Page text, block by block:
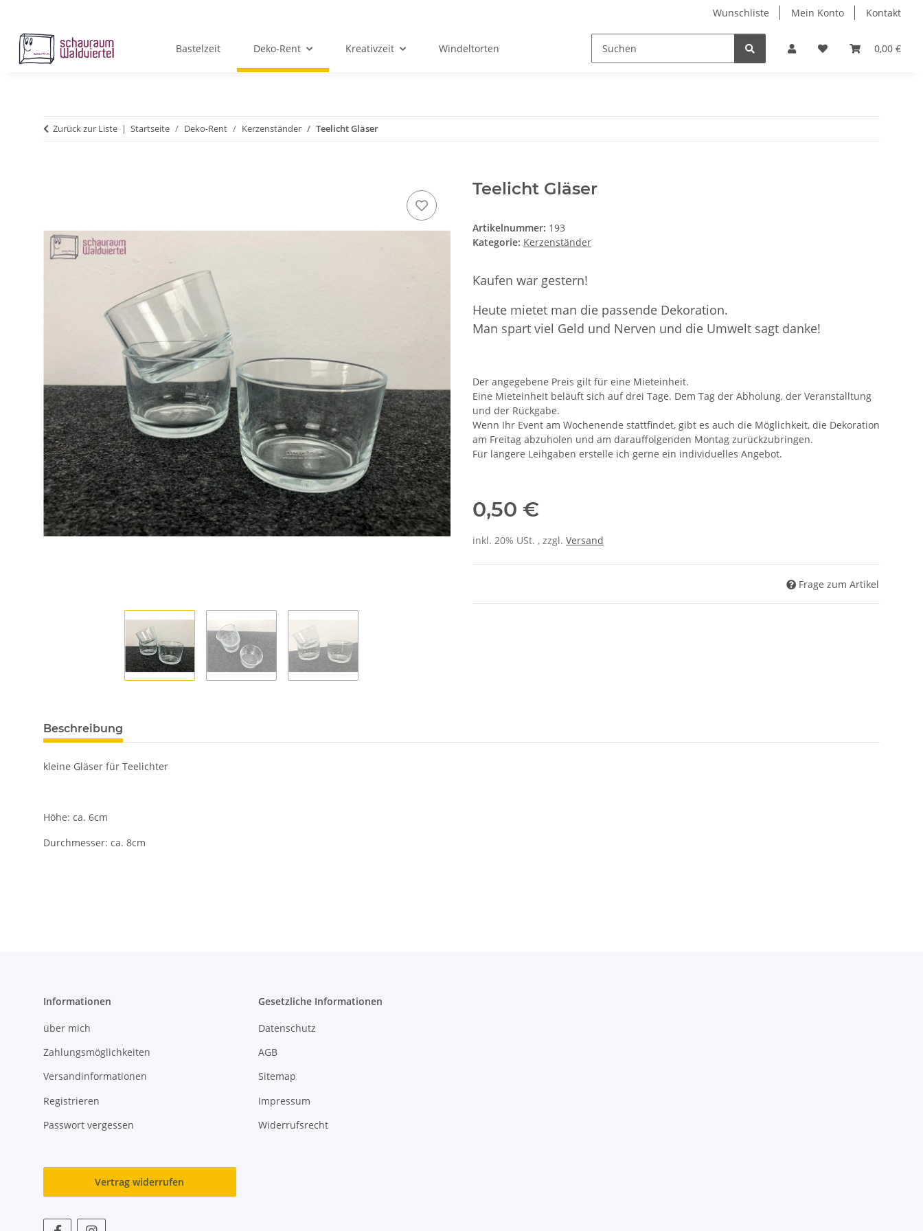
Wunschliste Mein Konto Kontakt
0,00 €
Bastelzeit Deko-Rent Kreativzeit Windeltorten
Zurück zur Liste Startseite Deko-Rent Kerzenständer Teelicht Gläser
Teelicht Gläser
Artikelnummer: 193
Kategorie: Kerzenständer
Kaufen war gestern!
Heute mietet man die passende Dekoration.
Man spart viel Geld und Nerven und die Umwelt sagt danke!
Der angegebene Preis gilt für eine Mieteinheit.
Eine Mieteinheit beläuft sich auf drei Tage. Dem Tag der Abholung, der Veranstalltung
und der Rückgabe.
Wenn Ihr Event am Wochenende stattfindet, gibt es auch die Möglichkeit, die Dekoration
am Freitag abzuholen und am darauffolgenden Montag zurückzubringen.
Für längere Leihgaben erstelle ich gerne ein individuelles Angebot.
0,50 €
inkl. 20% USt. , zzgl. Versand
Frage zum Artikel
Beschreibung
kleine Gläser für Teelichter
Höhe: ca. 6cm
Durchmesser: ca. 8cm
Informationen
über mich
Zahlungsmöglichkeiten
Versandinformationen
Registrieren
Passwort vergessen
Gesetzliche Informationen
Datenschutz
AGB
Sitemap
Impressum
Widerrufsrecht
Vertrag widerrufen